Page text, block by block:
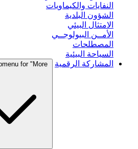
النفايات والكيماويات
الشؤون البلدية
الامتثال البيئي
الأمــن البيولوجــي
المصطلحات
السياحة البيئية
المشاركة الرقمية
for "More"